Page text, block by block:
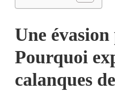
Une
Pourquoi
calanques